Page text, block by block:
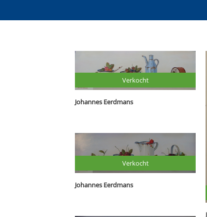
Johannes Eerdmans
Verkocht
Johannes Eerdmans
Verkocht